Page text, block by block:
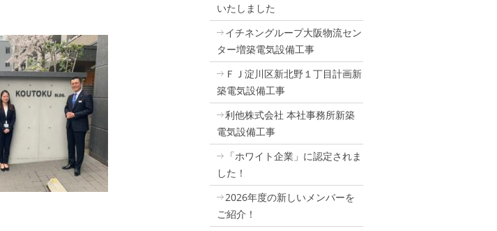
いたしました
イチネングループ大阪物流セン
ター増築電気設備工事
ＦＪ淀川区新北野１丁目計画新
築電気設備工事
利他株式会社 本社事務所新築
電気設備工事
「ホワイト企業」に認定されま
した！
2026年度の新しいメンバーを
ご紹介！